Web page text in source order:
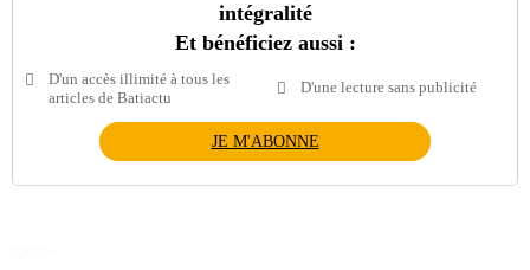
intégralité
Et bénéficiez aussi :
D'un accès illimité à tous les
articles de Batiactu
D'une lecture sans publicité
JE M'ABONNE